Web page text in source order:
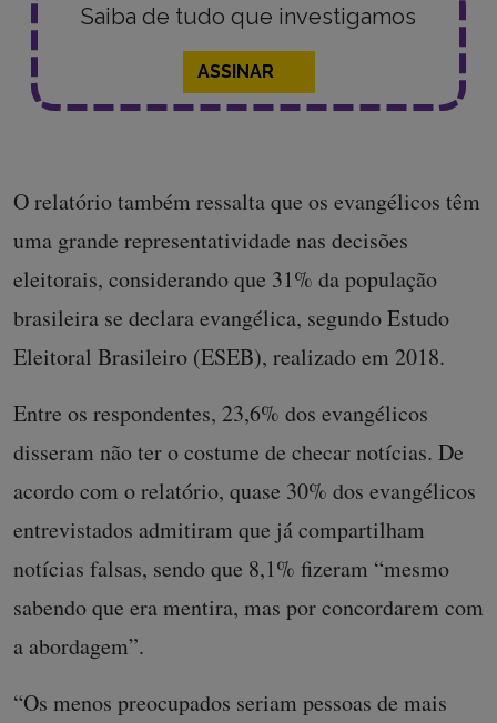
Saiba de tudo que investigamos
ASSINAR
O relatório também ressalta que os evangélicos têm
uma grande representatividade nas decisões
eleitorais, considerando que 31% da população
brasileira se declara evangélica, segundo Estudo
Eleitoral Brasileiro (ESEB), realizado em 2018.
Entre os respondentes, 23,6% dos evangélicos
disseram não ter o costume de checar notícias. De
acordo com o relatório, quase 30% dos evangélicos
entrevistados admitiram que já compartilham
notícias falsas, sendo que 8,1% fizeram “mesmo
sabendo que era mentira, mas por concordarem com
a abordagem”.
“Os menos preocupados seriam pessoas de mais